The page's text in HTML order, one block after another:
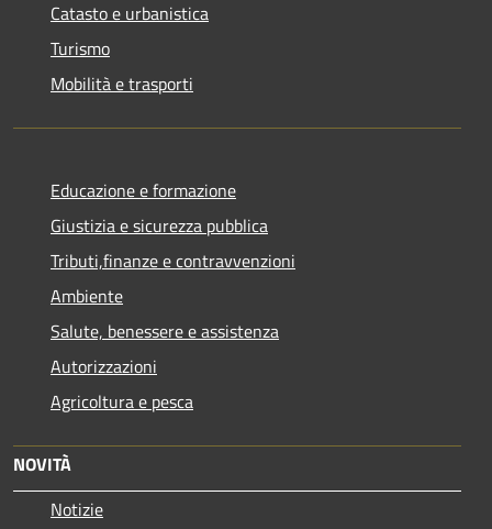
Catasto e urbanistica
Turismo
Mobilità e trasporti
Educazione e formazione
Giustizia e sicurezza pubblica
Tributi,finanze e contravvenzioni
Ambiente
Salute, benessere e assistenza
Autorizzazioni
Agricoltura e pesca
NOVITÀ
Notizie